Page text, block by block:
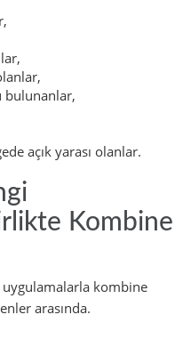
bulunanlar,
açık yarası olanlar.
Kombine
uygulamalarla kombine
arasında.